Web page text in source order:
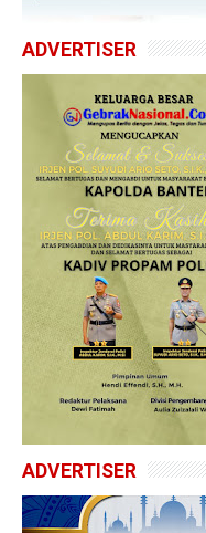
ADVERTISER
ADVERTISER